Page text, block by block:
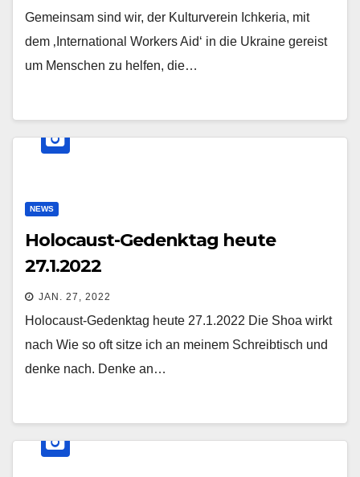
Gemeinsam sind wir, der Kulturverein Ichkeria, mit
dem ‚International Workers Aid‘ in die Ukraine gereist
um Menschen zu helfen, die…
NEWS
Holocaust-Gedenktag heute
27.1.2022
JAN. 27, 2022
Holocaust-Gedenktag heute 27.1.2022 Die Shoa wirkt
nach Wie so oft sitze ich an meinem Schreibtisch und
denke nach. Denke an…